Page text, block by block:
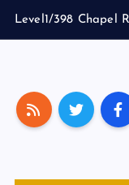
Level1/398 Chapel